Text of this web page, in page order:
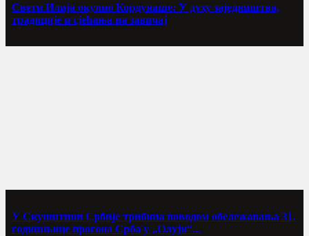
Свети Илија окупио Кордунаше: У духу заједништва,
традиције и сјећања на завичај
У Скупштини Србије трибина поводом обележавања 31.
годишњице прогона Срба у „Олуји“...